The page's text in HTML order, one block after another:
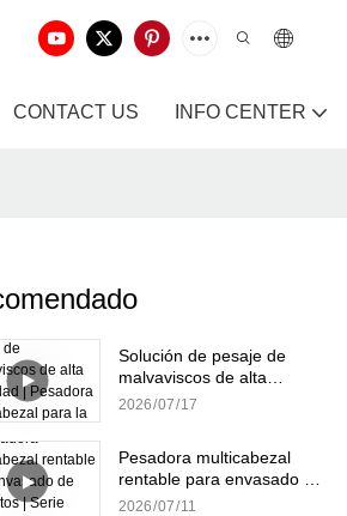
CONTACT US INFO CENTER
Solución de pesaje de
malvaviscos de alta
velocidad | Pesadora
2026 07 17
Pesadora multicabezal
rentable para envasado de
alimentos | Serie Kenwei II
2026 07 11